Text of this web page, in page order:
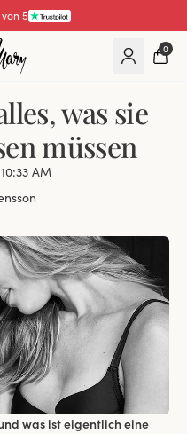
5
0
was sie
müssen
AM
was ist eigentlich eine